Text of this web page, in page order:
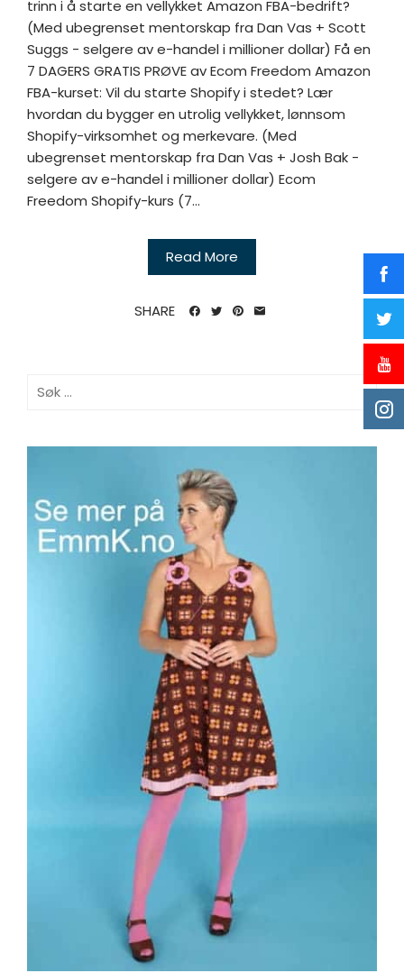
trinn i å starte en vellykket Amazon FBA-bedrift?
(Med ubegrenset mentorskap fra Dan Vas + Scott
Suggs - selgere av e-handel i millioner dollar) Få en
7 DAGERS GRATIS PRØVE av Ecom Freedom Amazon
FBA-kurset: Vil du starte Shopify i stedet? Lær
hvordan du bygger en utrolig vellykket, lønnsom
Shopify-virksomhet og merkevare. (Med
ubegrenset mentorskap fra Dan Vas + Josh Bak -
selgere av e-handel i millioner dollar) Ecom
Freedom Shopify-kurs (7...
Read More
SHARE
Søk